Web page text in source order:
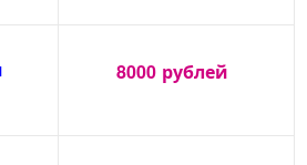
8000 рублей